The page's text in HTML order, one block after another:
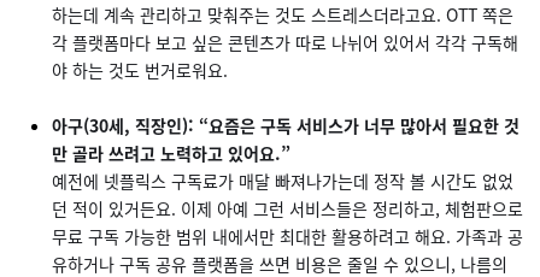
하는데 계속 관리하고 맞춰주는 것도 스트레스더라고요. OTT 쪽은
각 플랫폼마다 보고 싶은 콘텐츠가 따로 나뉘어 있어서 각각 구독해
야 하는 것도 번거로워요.
아구(30세, 직장인): “요즘은 구독 서비스가 너무 많아서 필요한 것
만 골라 쓰려고 노력하고 있어요.”
예전에 넷플릭스 구독료가 매달 빠져나가는데 정작 볼 시간도 없었
던 적이 있거든요. 이제 아예 그런 서비스들은 정리하고, 체험판으로
무료 구독 가능한 범위 내에서만 최대한 활용하려고 해요. 가족과 공
유하거나 구독 공유 플랫폼을 쓰면 비용은 줄일 수 있으니, 나름의